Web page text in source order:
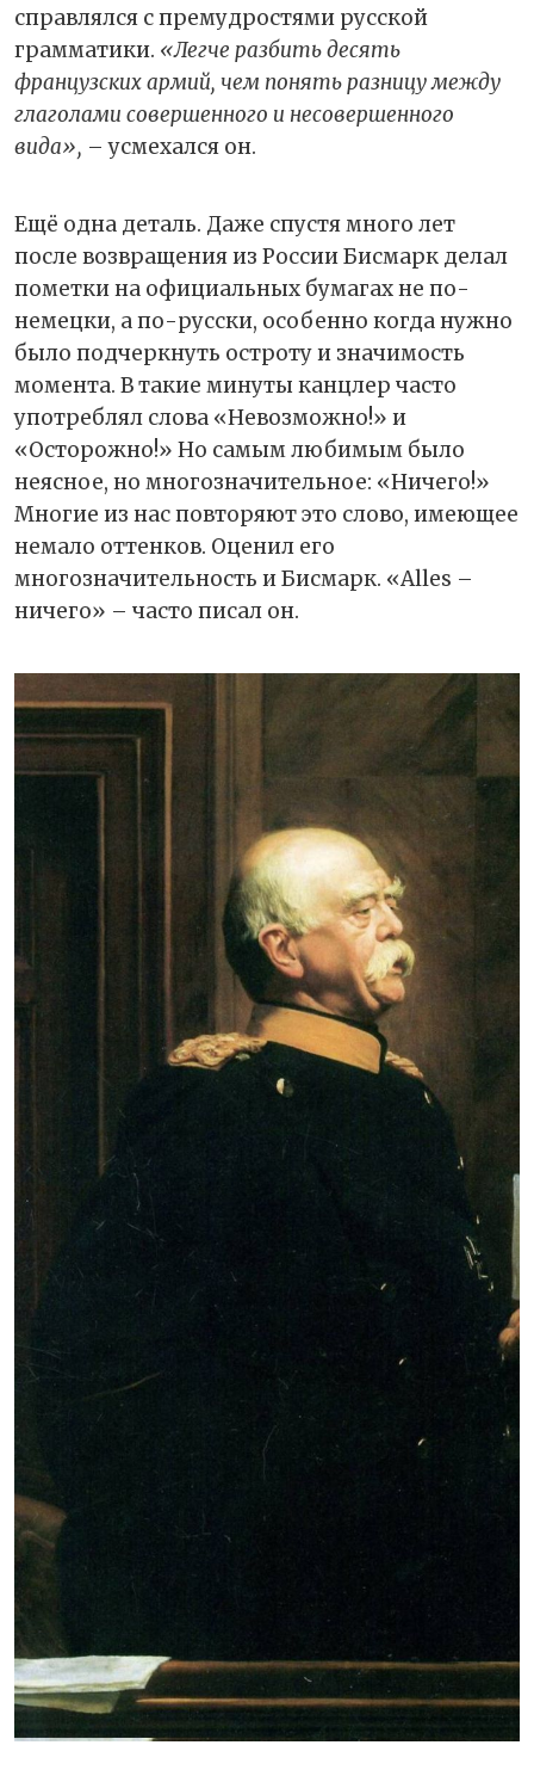
справлялся с премудростями русской
грамматики. «Легче разбить десять
французских армий, чем понять разницу между
глаголами совершенного и несовершенного
вида», – усмехался он.
Ещё одна деталь. Даже спустя много лет
после возвращения из России Бисмарк делал
пометки на официальных бумагах не по-
немецки, а по-русски, особенно когда нужно
было подчеркнуть остроту и значимость
момента. В такие минуты канцлер часто
употреблял слова «Невозможно!» и
«Осторожно!» Но самым любимым было
неясное, но многозначительное: «Ничего!»
Многие из нас повторяют это слово, имеющее
немало оттенков. Оценил его
многозначительность и Бисмарк. «Alles –
ничего» – часто писал он.